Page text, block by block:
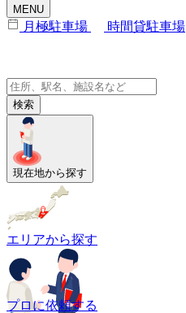
MENU
月極駐車場 時間貸駐車場
検索
現在地から探す
エリアから探す
プロに依頼する